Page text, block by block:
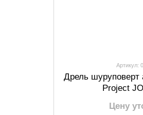
Артикул:
Дрель шуруповерт
Project
Цену